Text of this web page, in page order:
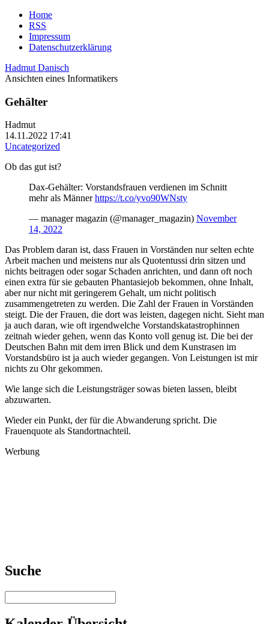
Home
RSS
Impressum
Datenschutzerklärung
Hadmut Danisch
Ansichten eines Informatikers
Gehälter
Hadmut
14.11.2022 17:41
Uncategorized
Ob das gut ist?
Dax-Gehälter: Vorstandsfrauen verdienen im Schnitt
mehr als Männerhttps://t.co/yvo90WNsty
— manager magazin (@manager_magazin) November
14, 2022
Das Problem daran ist, dass Frauen in Vorständen nur selten echte
Arbeit machen und meistens nur als Quotentussi drin sitzen und
nichts beitragen oder sogar Schaden anrichten, und dann oft noch
einen extra für sie gebauten Phantasiejob bekommen, ohne Inhalt,
aber nur nicht mit geringerem Gehalt, um nicht politisch
zusammengetreten zu werden. Die Zahl der Frauen in Vorständen
steigt. Die der Frauen, die dort was leisten, dagegen nicht. Sieht man
ja auch daran, wie oft irgendwelche Vorstandskatastrophinnen
zeitnah wieder gehen, wenn das Konto voll genug ist. Die bei der
Deutschen Bahn mit dem irren Blick und dem Kunstrasen im
Vorstandsbüro ist ja auch wieder gegangen. Von Leistungen ist mir
nichts zu Ohr gekommen.
Wie lange sich die Leistungsträger sowas bieten lassen, bleibt
abzuwarten.
Wieder ein Punkt, der für die Abwanderung spricht. Die
Frauenquote als Standortnachteil.
Werbung
Suche